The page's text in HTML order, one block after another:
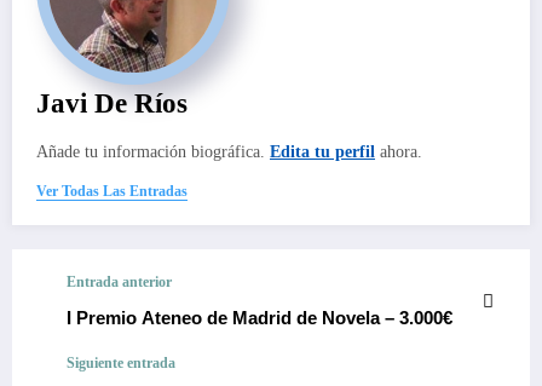
Javi De Ríos
Añade tu información biográfica. Edita tu perfil ahora.
Ver Todas Las Entradas
Entrada anterior
I Premio Ateneo de Madrid de Novela – 3.000€
Siguiente entrada